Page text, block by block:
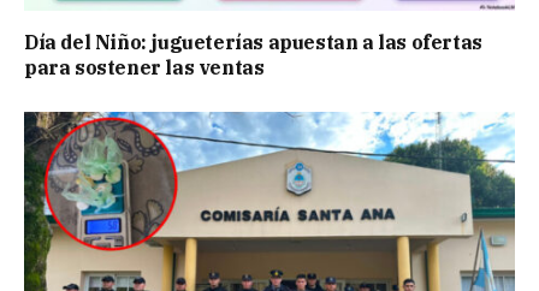
Día del Niño: jugueterías apuestan a las ofertas
para sostener las ventas